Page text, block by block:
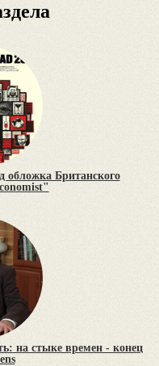
обложка Британского
на стыке времен - конец